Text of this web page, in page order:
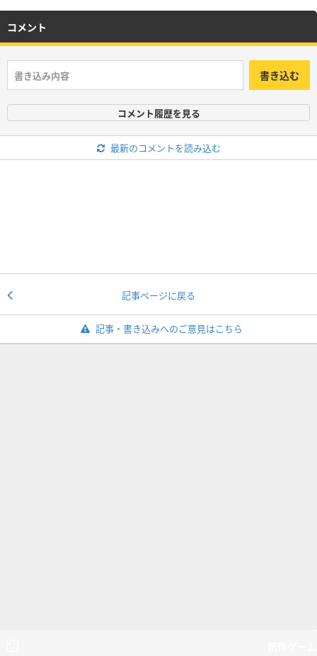
コメント
書き込む
コメント履歴を見る
最新のコメントを読み込む
記事ページに戻る
記事・書き込みへのご意見はこちら